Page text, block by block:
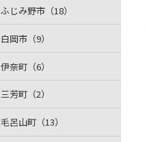
ふじみ野市（18）
白岡市（9）
伊奈町（6）
三芳町（2）
毛呂山町（13）